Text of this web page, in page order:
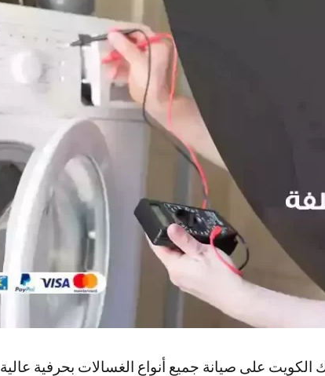
على صيانة جميع أنواع الغسالات بحرفية عالية